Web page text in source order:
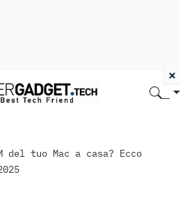
del tuo Mac a casa? Ecco
×